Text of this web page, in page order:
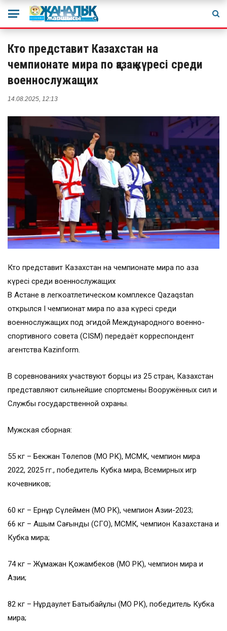
Кто представит Казахстан на
чемпионате мира по қазақ күресі среди
военнослужащих
14.08.2025, 12:13
Кто представит Казахстан на чемпионате мира по қазақ
күресі среди военнослужащих
В Астане в легкоатлетическом комплексе Qazaqstan
открылся I чемпионат мира по қазақ күресі среди
военнослужащих под эгидой Международного военно-
спортивного совета (CISM) передаёт корреспондент
агентства Kazinform.
В соревнованиях участвуют борцы из 25 стран, Казахстан
представляют сильнейшие спортсмены Вооружённых сил и
Службы государственной охраны.
Мужская сборная:
55 кг – Бекжан Төлепов (МО РК), МСМК, чемпион мира
2022, 2025 гг., победитель Кубка мира, Всемирных игр
кочевников;
60 кг – Ернұр Сүлеймен (МО РК), чемпион Азии-2023;
66 кг – Ашым Сағындық (СГО), МСМК, чемпион Казахстана и
Кубка мира;
74 кг – Жұмажан Қожамбеков (МО РК), чемпион мира и
Азии;
82 кг – Нұрдаулет Бақтыбайұлы (МО РК), победитель Кубка
мира;